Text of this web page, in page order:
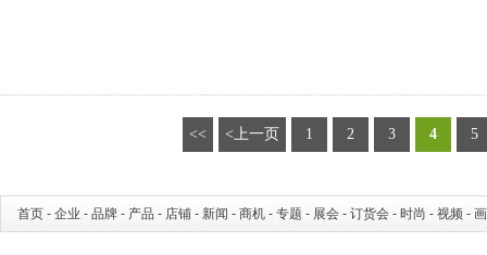
<< <上一页 1 2 3 4 5
首页 - 企业 - 品牌 - 产品 - 店铺 - 新闻 - 商机 - 专题 - 展会 - 订货会 - 时尚 - 视频 -